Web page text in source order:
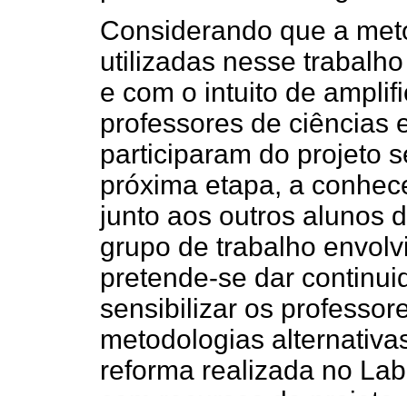
Considerando que a
utilizadas nesse
e com o intuito de
professores de ciências
participaram do projeto
próxima etapa, a
junto aos outros alunos
grupo de trabalho
pretende-se dar
sensibilizar os
metodologias
reforma realizada no